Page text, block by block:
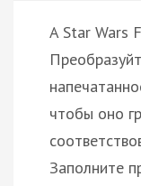
A Star Wars
чтобы оно
Заполните